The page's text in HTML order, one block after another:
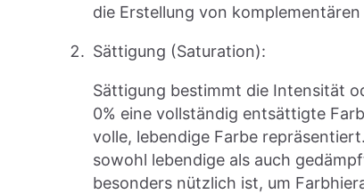
die Erstellung von
Sättigung (Saturation):
Sättigung bestimmt die Intensität
0% eine vollständig entsättigte
volle, lebendige Farbe
sowohl lebendige als auch
besonders nützlich ist, um